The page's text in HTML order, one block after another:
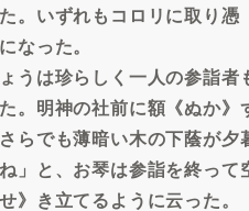
。いずれもコロリに取り憑
なった。
は珍らしく一人の参詣者
。明神の社前に額《ぬか》
でも薄暗い木の下蔭が夕
」と、お琴は参詣を終って
》き立てるように云った。